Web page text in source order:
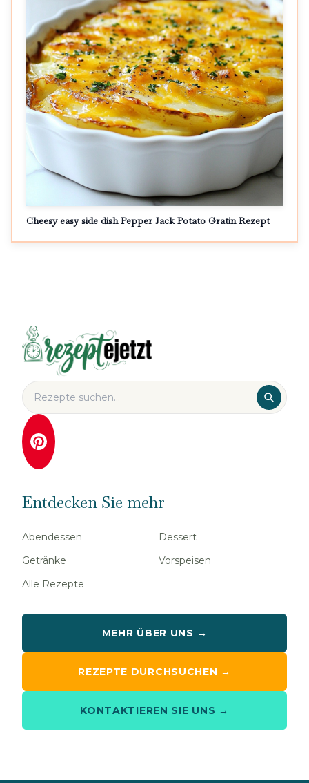
Cheesy easy side dish Pepper Jack Potato Gratin Rezept
Entdecken Sie mehr
Abendessen
Dessert
Getränke
Vorspeisen
Alle Rezepte
MEHR ÜBER UNS →
REZEPTE DURCHSUCHEN →
KONTAKTIEREN SIE UNS →